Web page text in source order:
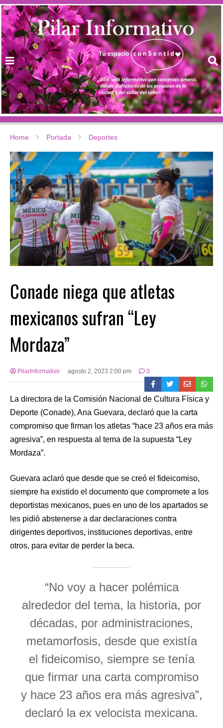
Home Portada Deportes
Conade niega que atletas
mexicanos sufran “Ley
Mordaza”
PilarInformativo agosto 2, 2023 2:00 pm 0
La directora de la Comisión Nacional de Cultura Física y
Deporte (Conade), Ana Guevara, declaró que la carta
compromiso que firman los atletas “hace 23 años era más
agresiva”, en respuesta al tema de la supuesta “Ley
Mordaza”.
Guevara aclaró que desde que se creó el fideicomiso,
siempre ha existido el documento que compromete a los
deportistas mexicanos, pues en uno de los apartados se
les pidió abstenerse a dar declaraciones contra
dirigentes deportivos, instituciones deportivas, entre
otros, para evitar de perder la beca.
“No voy a hacer polémica
alrededor del tema, la historia, por
décadas, por administraciones,
metamorfosis, desde que existía
el fideicomiso, siempre se tenía
que firmar una carta compromiso
y hace 23 años era más agresiva”,
declaró la ex velocista mexicana.